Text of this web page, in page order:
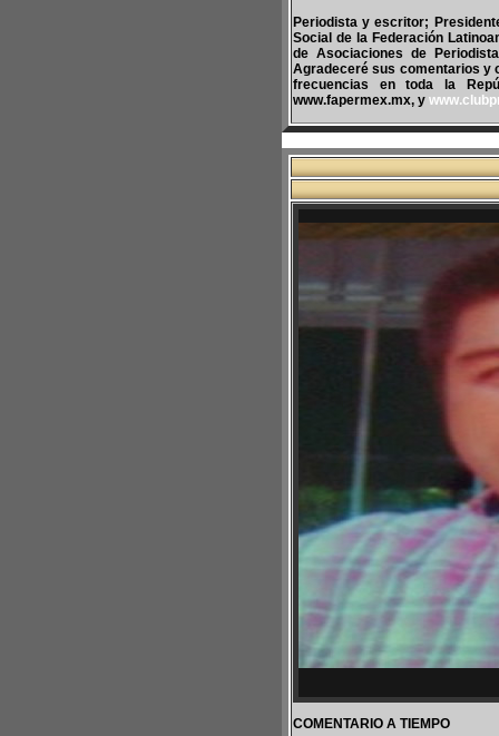
Periodista y escritor;
Social de la Federación
de Asociaciones de
Agradeceré sus comentarios y
frecuencias en toda la
www.fapermex.mx, y
COMENTARIO A TIEMPO